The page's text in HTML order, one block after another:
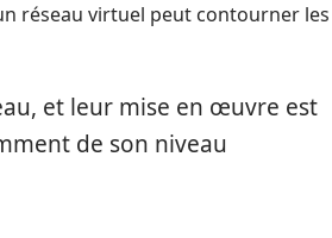
réseau virtuel peut contourner les
et leur mise en œuvre est
de son niveau